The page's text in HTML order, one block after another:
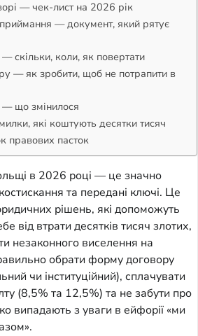
— чек-лист на 2026 рік
— документ, який рятує
скільки, коли, як повертати
— як зробити, щоб не потрапити в
що змінилося
які коштують десятки тисяч
правових пасток
в 2026 році — це значно
та передані ключі. Це
рішень, які допоможуть
від втрати десятків тисяч злотих,
незаконного виселення на
обрати форму договору
чи інституційний), сплачувати
(8,5% та 12,5%) та не забути про
випадають з уваги в ейфорії «ми